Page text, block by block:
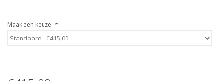
Maak een keuze: *